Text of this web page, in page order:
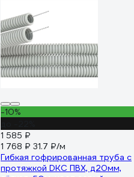
-10%
1 585 ₽
1 768 ₽ 31.7 ₽/м
Гибкая гофрированная труба с
протяжкой DKC ПВХ, д20мм,